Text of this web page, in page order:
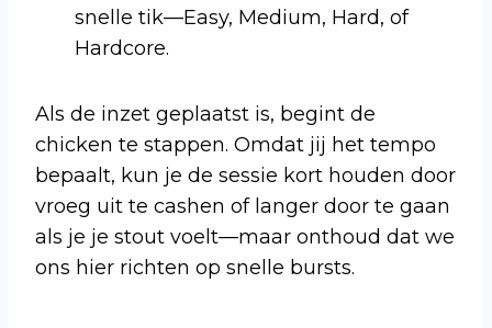
snelle tik—Easy, Medium, Hard, of
Hardcore.
Als de inzet geplaatst is, begint de
chicken te stappen. Omdat jij het tempo
bepaalt, kun je de sessie kort houden door
vroeg uit te cashen of langer door te gaan
als je je stout voelt—maar onthoud dat we
ons hier richten op snelle bursts.